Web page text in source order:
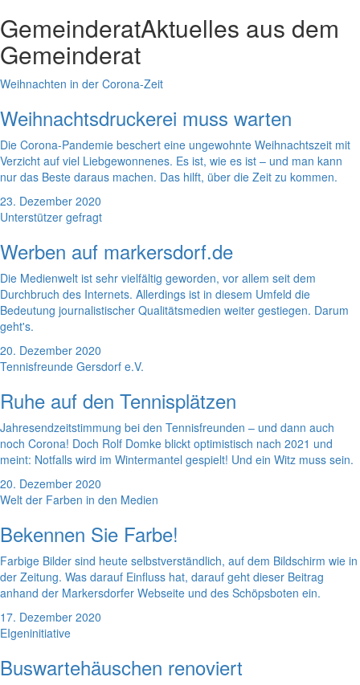
GemeinderatAktuelles aus dem
Gemeinderat
Weihnachten in der Corona-Zeit
Weihnachtsdruckerei muss warten
Die Corona-Pandemie beschert eine ungewohnte Weihnachtszeit mit
Verzicht auf viel Liebgewonnenes. Es ist, wie es ist – und man kann
nur das Beste daraus machen. Das hilft, über die Zeit zu kommen.
23. Dezember 2020
Unterstützer gefragt
Werben auf markersdorf.de
Die Medienwelt ist sehr vielfältig geworden, vor allem seit dem
Durchbruch des Internets. Allerdings ist in diesem Umfeld die
Bedeutung journalistischer Qualitätsmedien weiter gestiegen. Darum
geht's.
20. Dezember 2020
Tennisfreunde Gersdorf e.V.
Ruhe auf den Tennisplätzen
Jahresendzeitstimmung bei den Tennisfreunden – und dann auch
noch Corona! Doch Rolf Domke blickt optimistisch nach 2021 und
meint: Notfalls wird im Wintermantel gespielt! Und ein Witz muss sein.
20. Dezember 2020
Welt der Farben in den Medien
Bekennen Sie Farbe!
Farbige Bilder sind heute selbstverständlich, auf dem Bildschirm wie in
der Zeitung. Was darauf Einfluss hat, darauf geht dieser Beitrag
anhand der Markersdorfer Webseite und des Schöpsboten ein.
17. Dezember 2020
EIgeninitiative
Buswartehäuschen renoviert